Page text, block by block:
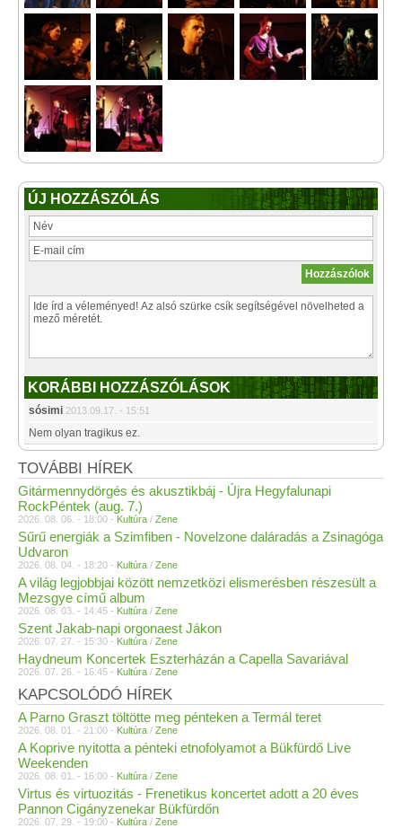
ÚJ HOZZÁSZÓLÁS
KORÁBBI HOZZÁSZÓLÁSOK
sósimi 2013.09.17. - 15:51
Nem olyan tragikus ez.
TOVÁBBI HÍREK
Gitármennydörgés és akusztikbáj - Újra Hegyfalunapi
RockPéntek (aug. 7.)
2026. 08. 06. - 18:00 - Kultúra / Zene
Sűrű energiák a Szimfiben - Novelzone daláradás a Zsinagóga
Udvaron
2026. 08. 04. - 18:20 - Kultúra / Zene
A világ legjobbjai között nemzetközi elismerésben részesült a
Mezsgye című album
2026. 08. 03. - 14:45 - Kultúra / Zene
Szent Jakab-napi orgonaest Jákon
2026. 07. 27. - 15:30 - Kultúra / Zene
Haydneum Koncertek Eszterházán a Capella Savariával
2026. 07. 26. - 16:45 - Kultúra / Zene
KAPCSOLÓDÓ HÍREK
A Parno Graszt töltötte meg pénteken a Termál teret
2026. 08. 01. - 21:00 - Kultúra / Zene
A Koprive nyitotta a pénteki etnofolyamot a Bükfürdő Live
Weekenden
2026. 08. 01. - 16:00 - Kultúra / Zene
Virtus és virtuozitás - Frenetikus koncertet adott a 20 éves
Pannon Cigányzenekar Bükfürdőn
2026. 07. 29. - 19:00 - Kultúra / Zene